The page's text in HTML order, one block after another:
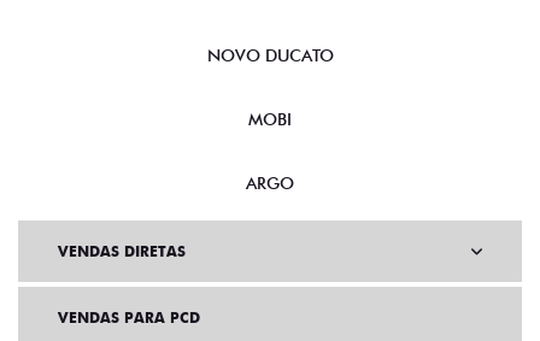
NOVO DUCATO
MOBI
ARGO
VENDAS DIRETAS
VENDAS PARA PCD